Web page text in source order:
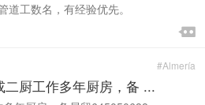
道工数名，有经验优先。


#Almería
二厨工作多年厨房，备 ...